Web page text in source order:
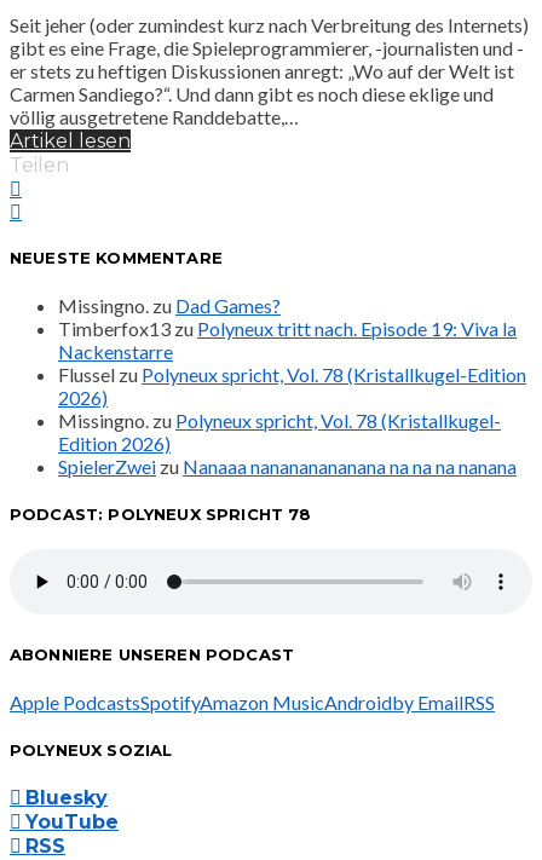
Seit jeher (oder zumindest kurz nach Verbreitung des Internets)
gibt es eine Frage, die Spieleprogrammierer, -journalisten und -
er stets zu heftigen Diskussionen anregt: „Wo auf der Welt ist
Carmen Sandiego?“. Und dann gibt es noch diese eklige und
völlig ausgetretene Randdebatte,…
Artikel lesen
Teilen
NEUESTE KOMMENTARE
Missingno. zu Dad Games?
Timberfox13 zu Polyneux tritt nach. Episode 19: Viva la
Nackenstarre
Flussel zu Polyneux spricht, Vol. 78 (Kristallkugel-Edition
2026)
Missingno. zu Polyneux spricht, Vol. 78 (Kristallkugel-
Edition 2026)
SpielerZwei zu Nanaaa nanananananana na na na nanana
PODCAST: POLYNEUX SPRICHT 78
ABONNIERE UNSEREN PODCAST
Apple PodcastsSpotifyAmazon MusicAndroidby EmailRSS
POLYNEUX SOZIAL
Bluesky
YouTube
RSS